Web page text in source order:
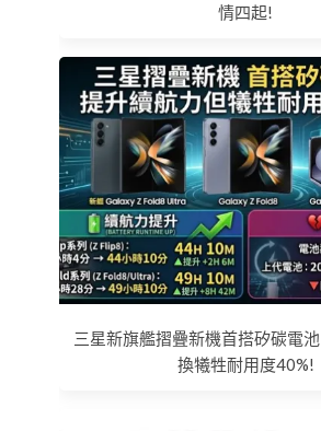
情四起!
三星新旗艦摺疊新機首搭矽碳電
換犧牲耐用度40%!